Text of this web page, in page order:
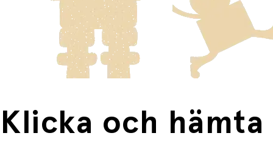
innebär en högre fraktkostnad.
Produkter som omfattas av detta är tydligt märkta, och
frakten för dessa varor visas i kassan.
Fri frakt när du handlar för mer än 1500:-
Klicka och hämta